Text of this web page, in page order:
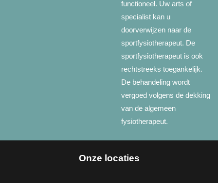
functioneel. Uw arts of
specialist kan u
doorverwijzen naar de
sportfysiotherapeut. De
sportfysiotherapeut is ook
rechtstreeks toegankelijk.
De behandeling wordt
vergoed volgens de dekking
van de algemeen
fysiotherapeut.
Onze locaties